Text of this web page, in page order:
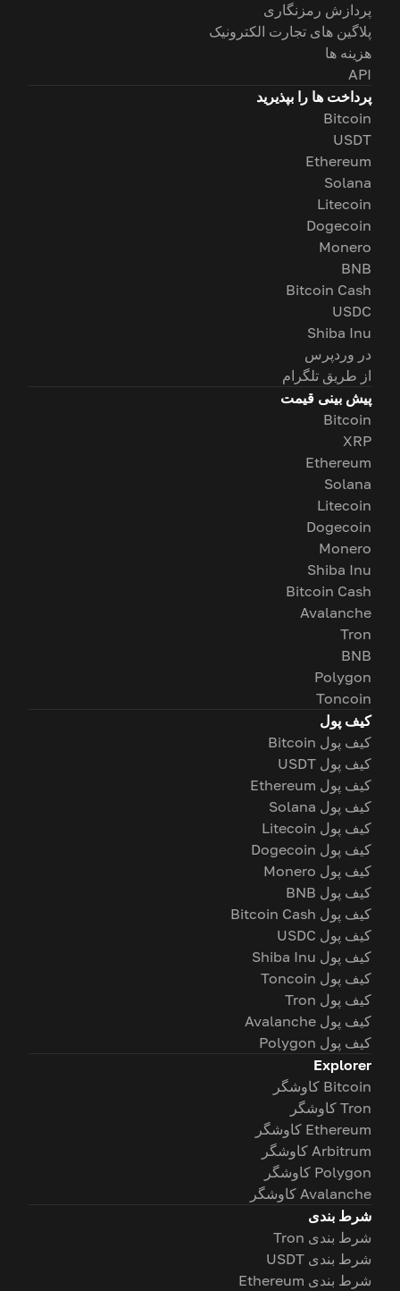
پردازش رمزنگاری
پلاگین های تجارت الکترونیک
هزینه ها
API
پرداخت ها را بپذیرید
Bitcoin
USDT
Ethereum
Solana
Litecoin
Dogecoin
Monero
BNB
Bitcoin Cash
USDC
Shiba Inu
در وردپرس
از طریق تلگرام
پیش بینی قیمت
Bitcoin
XRP
Ethereum
Solana
Litecoin
Dogecoin
Monero
Shiba Inu
Bitcoin Cash
Avalanche
Tron
BNB
Polygon
Toncoin
کیف پول
کیف پول Bitcoin
کیف پول USDT
کیف پول Ethereum
کیف پول Solana
کیف پول Litecoin
کیف پول Dogecoin
کیف پول Monero
کیف پول BNB
کیف پول Bitcoin Cash
کیف پول USDC
کیف پول Shiba Inu
کیف پول Toncoin
کیف پول Tron
کیف پول Avalanche
کیف پول Polygon
Explorer
Bitcoin کاوشگر
Tron کاوشگر
Ethereum کاوشگر
Arbitrum کاوشگر
Polygon کاوشگر
Avalanche کاوشگر
شرط بندی
شرط بندی Tron
شرط بندی USDT
شرط بندی Ethereum